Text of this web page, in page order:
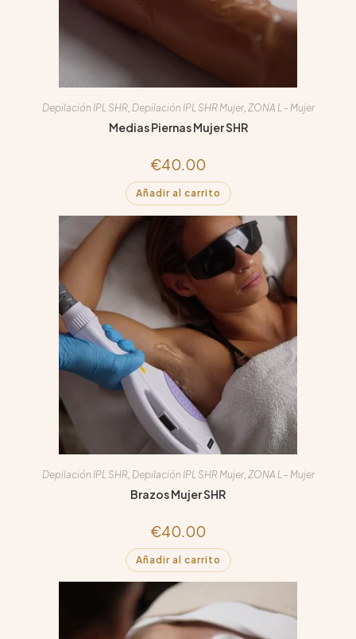
Depilación IPL SHR, Depilación IPL SHR Mujer, ZONA L - Mujer
Medias Piernas Mujer SHR
€40.00
Añadir al carrito
Depilación IPL SHR, Depilación IPL SHR Mujer, ZONA L - Mujer
Brazos Mujer SHR
€40.00
Añadir al carrito